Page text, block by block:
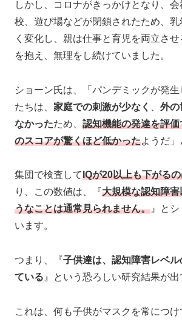
しかし、コロナがきっかけとなり、
校、遊び場などが閉鎖されたため、乳
く変化し、親は仕事と育児を両立さ
を抱え、無理をし続けていました。
ショーン氏は、「パンデミックが発
たちは、 家庭での刺激が少なく
外の
なかったため、 認知機能の発達を評
のスコアが驚くほど低かったようだ」
集団で検査してIQが20以上も下がる
り、この数値は、『大規模な認知障
うなことは通常見られません。 』と
います。
つまり、『子供達は、認知障害レベ
ている 』という恐ろしい研究結果が出
これは、何も子供がマスクを常につ